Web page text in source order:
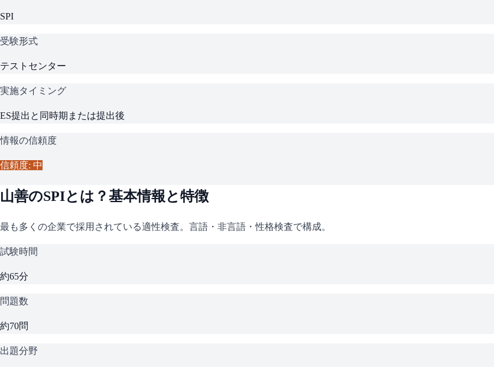
SPI
受験形式
テストセンター
実施タイミング
ES提出と同時期または提出後
情報の信頼度
信頼度: 中
山善のSPIとは？基本情報と特徴
最も多くの企業で採用されている適性検査。言語・非言語・性格検査で構成。
試験時間
約65分
問題数
約70問
出題分野